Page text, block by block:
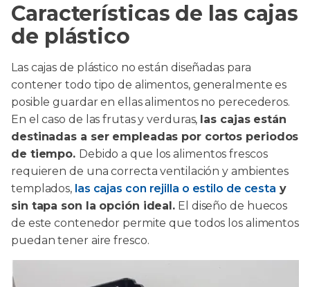
Características de las cajas
de plástico
Las cajas de plástico no están diseñadas para
contener todo tipo de alimentos, generalmente es
posible guardar en ellas alimentos no perecederos.
En el caso de las frutas y verduras, las cajas están
destinadas a ser empleadas por cortos periodos
de tiempo. Debido a que los alimentos frescos
requieren de una correcta ventilación y ambientes
templados, las cajas con rejilla o estilo de cesta y
sin tapa son la opción ideal. El diseño de huecos
de este contenedor permite que todos los alimentos
puedan tener aire fresco.